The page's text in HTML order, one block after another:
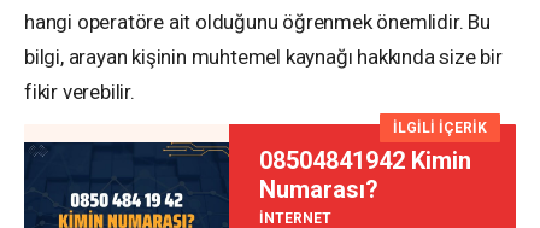
hangi operatöre ait olduğunu öğrenmek önemlidir. Bu
bilgi, arayan kişinin muhtemel kaynağı hakkında size bir
fikir verebilir.
İLGİLİ İÇERİK
08504841942 Kimin
Numarası?
İNTERNET